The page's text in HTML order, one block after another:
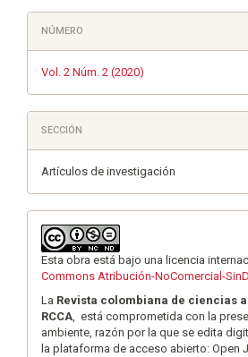
NÚMERO
Vol. 2 Núm. 2 (2020)
SECCIÓN
Artículos de investigación
Esta obra está bajo una licencia
Commons Atribución-NoComercial-
La Revista colombiana de ciencias
RCCA, está comprometida con la
ambiente, razón por la que se edita
la plataforma de acceso abierto: Open